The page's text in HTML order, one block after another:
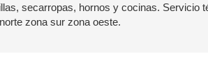
secarropas, hornos y cocinas. Servicio
zona sur zona oeste.